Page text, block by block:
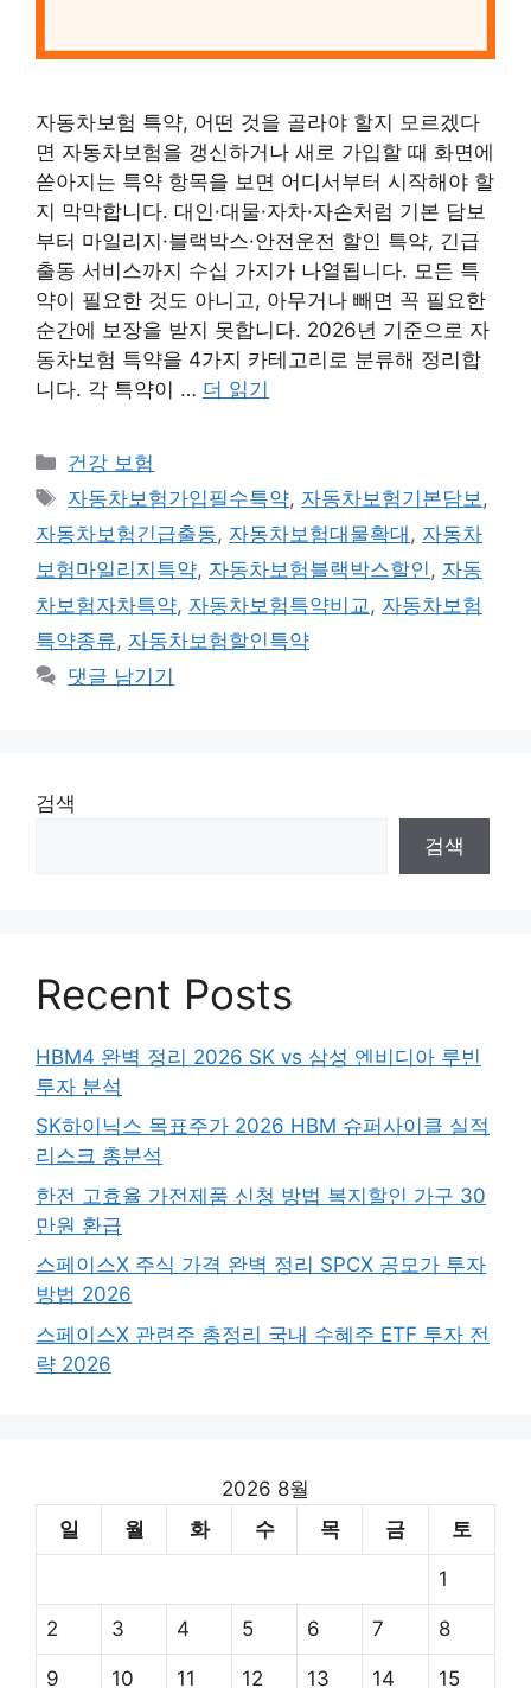
자동차보험 특약, 어떤 것을 골라야 할지 모르겠다
면 자동차보험을 갱신하거나 새로 가입할 때 화면에
쏟아지는 특약 항목을 보면 어디서부터 시작해야 할
지 막막합니다. 대인·대물·자차·자손처럼 기본 담보
부터 마일리지·블랙박스·안전운전 할인 특약, 긴급
출동 서비스까지 수십 가지가 나열됩니다. 모든 특
약이 필요한 것도 아니고, 아무거나 빼면 꼭 필요한
순간에 보장을 받지 못합니다. 2026년 기준으로 자
동차보험 특약을 4가지 카테고리로 분류해 정리합
니다. 각 특약이 … 더 읽기
카
테
고
리
건강 보험
태
그
자동차보험가입필수특약, 자동차보험기본담보 ,
자동차보험긴급출동, 자동차보험대물확대 , 자동차
보험마일리지특약, 자동차보험블랙박스할인 , 자동
차보험자차특약, 자동차보험특약비교 , 자동차보험
특약종류, 자동차보험할인특약
댓글 남기기
검색
검색
Recent Posts
HBM4 완벽 정리 2026 SK vs 삼성 엔비디아 루빈
투자 분석
SK하이닉스 목표주가 2026 HBM 슈퍼사이클 실적
리스크 총분석
한전 고효율 가전제품 신청 방법 복지할인 가구 30
만원 환급
스페이스X 주식 가격 완벽 정리 SPCX 공모가 투자
방법 2026
스페이스X 관련주 총정리 국내 수혜주 ETF 투자 전
략 2026
2026 8월
일
월 화 수 목 금 토
1
2 3 4 5 6 7 8
9 10 11 12 13 14 15